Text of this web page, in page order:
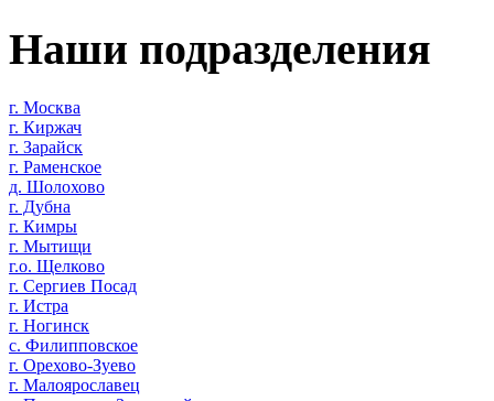
Наши подразделения
г. Москва
г. Киржач
г. Зарайск
г. Раменское
д. Шолохово
г. Дубна
г. Кимры
г. Мытищи
г.о. Щелково
г. Сергиев Посад
г. Истра
г. Ногинск
с. Филипповское
г. Орехово-Зуево
г. Малоярославец